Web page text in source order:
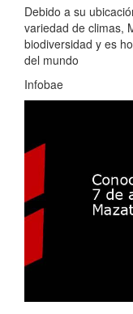
Debido a su
variedad de climas,
biodiversidad y es
del mundo
Infobae